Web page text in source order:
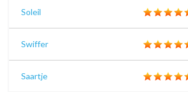
Soleil
Swiffer
Saartje